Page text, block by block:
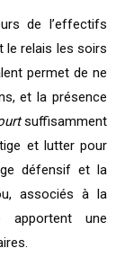
de l’effectifs
le relais les soirs
permet de ne
et la présence
suffisamment
et lutter pour
défensif et la
associés à la
apportent une